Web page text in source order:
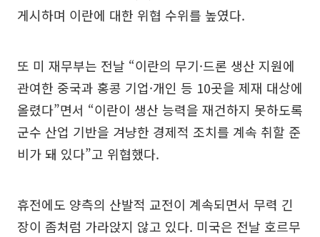
게시하며 이란에 대한 위협 수위를 높였다.
또 미 재무부는 전날 “이란의 무기·드론 생산 지원에
관여한 중국과 홍콩 기업·개인 등 10곳을 제재 대상에
올렸다”면서 “이란이 생산 능력을 재건하지 못하도록
군수 산업 기반을 겨냥한 경제적 조치를 계속 취할 준
비가 돼 있다”고 위협했다.
휴전에도 양측의 산발적 교전이 계속되면서 무력 긴
장이 좀처럼 가라앉지 않고 있다. 미국은 전날 호르무